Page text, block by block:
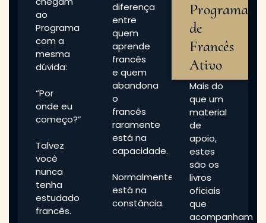
ao
Programa
com a
mesma
dúvida:
“Por
onde eu
começo?”
Talvez
você
nunca
tenha
estudado
francês.
diferença
entre
quem
aprende
francês
e quem
abandona
o
francês
raramente
está na
capacidade.
Normalmente
está na
constância.
Programa
de
Francês
Ativo
Mais do
que um
material
de
apoio,
estes
são os
livros
oficiais
que
acompanham